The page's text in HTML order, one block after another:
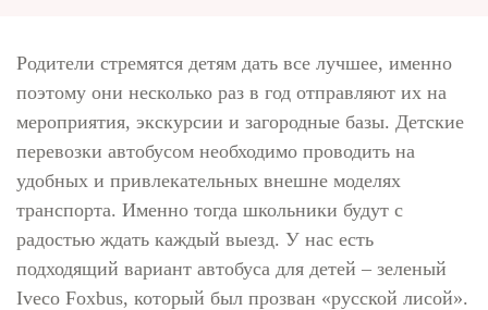
Родители стремятся детям дать все лучшее, именно
поэтому они несколько раз в год отправляют их на
мероприятия, экскурсии и загородные базы. Детские
перевозки автобусом необходимо проводить на
удобных и привлекательных внешне моделях
транспорта. Именно тогда школьники будут с
радостью ждать каждый выезд. У нас есть
подходящий вариант автобуса для детей – зеленый
Iveco Foxbus, который был прозван «русской лисой».